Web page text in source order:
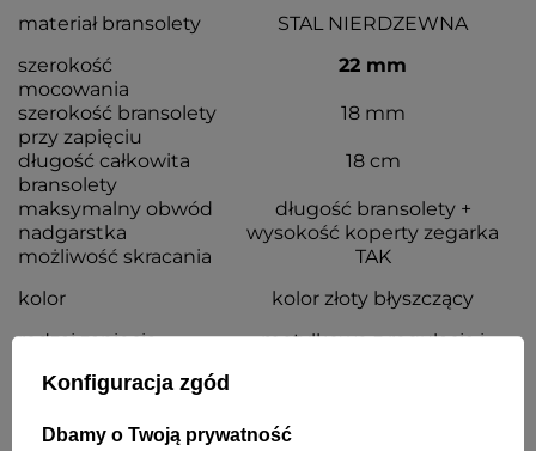
materiał bransolety
STAL NIERDZEWNA
szerokość
mocowania
22 mm
szerokość bransolety
przy zapięciu
18 mm
długość całkowita
bransolety
18 cm
maksymalny obwód
nadgarstka
długość bransolety +
wysokość koperty zegarka
możliwość skracania
TAK
kolor
kolor złoty błyszczący
rodzaj zapięcia
motylkowe z regulacją i
grubość
Konfiguracja zgód
Dbamy o Twoją prywatność